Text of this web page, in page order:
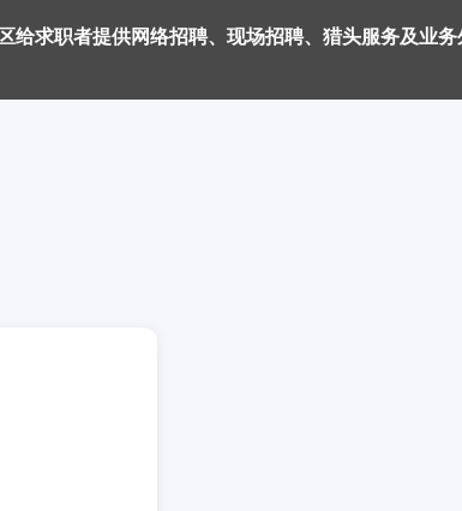
求职者提供网络招聘、现场招聘、猎头服务及业